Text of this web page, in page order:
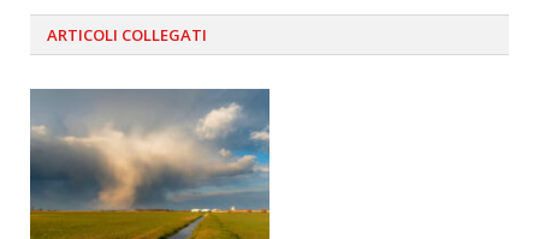
ARTICOLI COLLEGATI